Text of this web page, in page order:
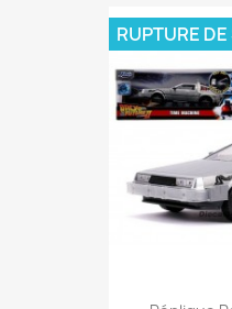
RUPTURE